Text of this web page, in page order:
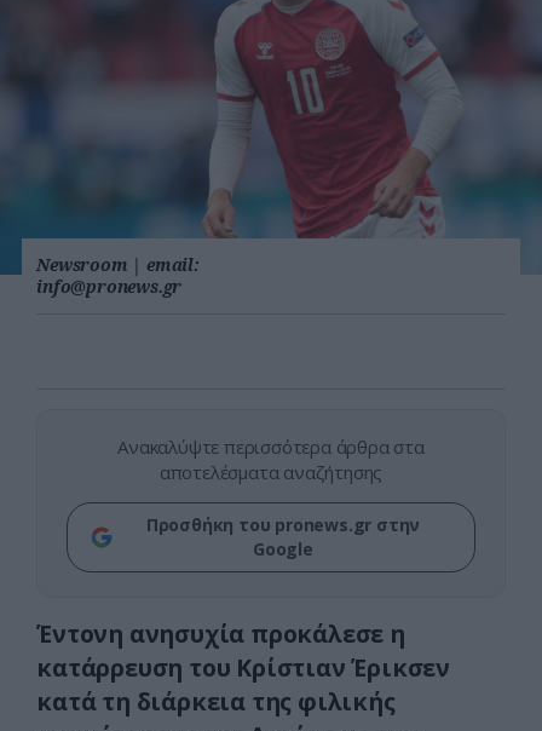
Newsroom | email:
info@pronews.gr
Ανακαλύψτε περισσότερα άρθρα στα
αποτελέσματα αναζήτησης
Προσθήκη του pronews.gr στην
Google
Έντονη ανησυχία προκάλεσε η
κατάρρευση του Κρίστιαν Έρικσεν
κατά τη διάρκεια της φιλικής